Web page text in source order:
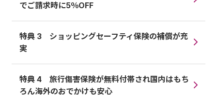
でご請求時に5％OFF
特典 3 ショッピングセーフティ保険の補償が充
実
特典 4 旅行傷害保険が無料付帯され国内はもち
ろん海外のおでかけも安心